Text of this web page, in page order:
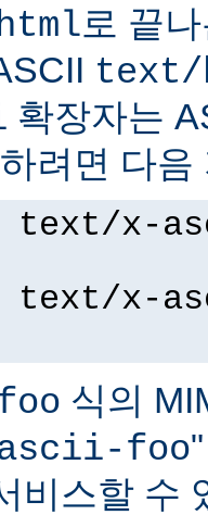
로 끝
text/
확장자는
려면 다
text/x-
text/x-
식의
foo
비스할 수